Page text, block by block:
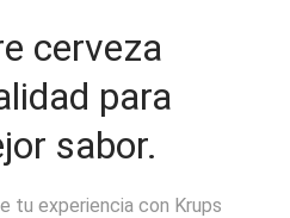
cerveza
para
sabor.
tu experiencia con Krups